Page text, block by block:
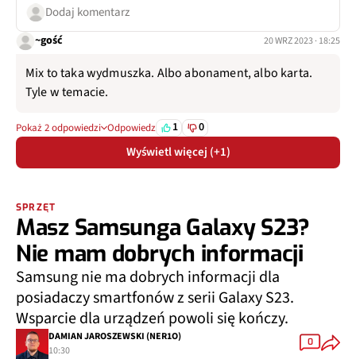
Dodaj komentarz
~gość 20 WRZ 2023 · 18:25
Mix to taka wydmuszka. Albo abonament, albo karta.
Tyle w temacie.
Pokaż 2 odpowiedzi Odpowiedz 1 0
Wyświetl więcej (+1)
SPRZĘT
Masz Samsunga Galaxy S23?
Nie mam dobrych informacji
Samsung nie ma dobrych informacji dla
posiadaczy smartfonów z serii Galaxy S23.
Wsparcie dla urządzeń powoli się kończy.
DAMIAN JAROSZEWSKI (NER1O)
10:30
0